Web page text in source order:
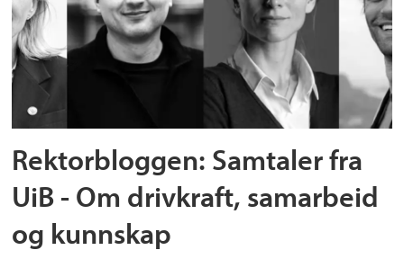
Rektorbloggen: Samtaler fra
UiB - Om drivkraft, samarbeid
og kunnskap